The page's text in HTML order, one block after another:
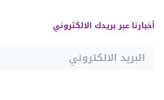
أخبارنا عبر بريدك الالكتروني